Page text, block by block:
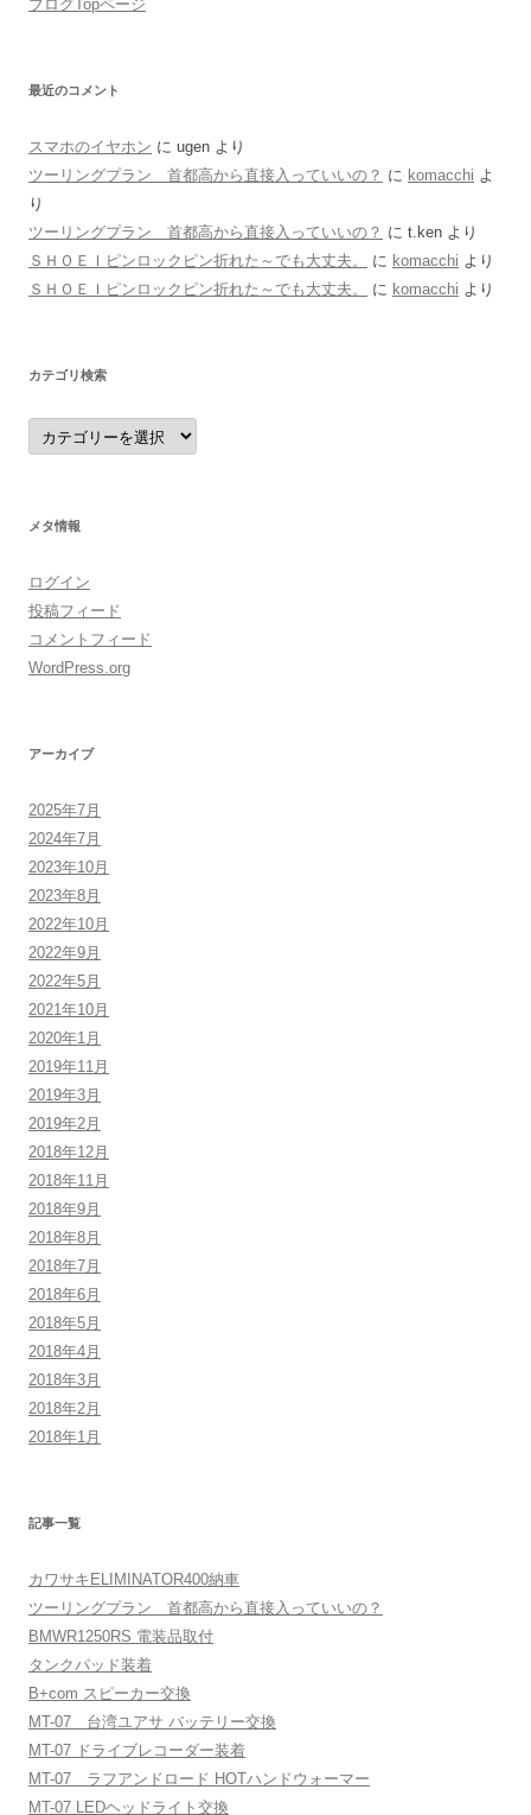
ブログTopページ
最近のコメント
スマホのイヤホン に ugen より
ツーリングプラン 首都高から直接入っていいの？ に komacchi よ
り
ツーリングプラン 首都高から直接入っていいの？ に t.ken より
ＳＨＯＥＩピンロックピン折れた～でも大丈夫。
に komacchi より
ＳＨＯＥＩピンロックピン折れた～でも大丈夫。
に komacchi より
カテゴリ検索
カ
テ
ゴ
メタ情報
ログイン
投稿フィード
コメントフィード
WordPress.org
アーカイブ
2025年7月
2024年7月
2023年10月
2023年8月
2022年10月
2022年9月
2022年5月
2021年10月
2020年1月
2019年11月
2019年3月
2019年2月
2018年12月
2018年11月
2018年9月
2018年8月
2018年7月
2018年6月
2018年5月
2018年4月
2018年3月
2018年2月
2018年1月
記事一覧
カワサキELIMINATOR400納車
ツーリングプラン 首都高から直接入っていいの？
BMWR1250RS 電装品取付
タンクパッド装着
B+com スピーカー交換
MT-07 台湾ユアサ バッテリー交換
MT-07 ドライブレコーダー装着
MT-07 ラフアンドロード HOTハンドウォーマー
MT-07 LEDヘッドライト交換